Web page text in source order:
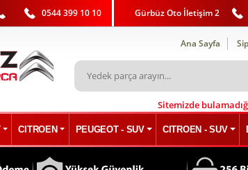
0544 399 10 10 Gürbüz Oto İletişim 2
Ana Sayfa
Sitemizde
CITROEN PEUGEOT - SUV CITROEN - SUV